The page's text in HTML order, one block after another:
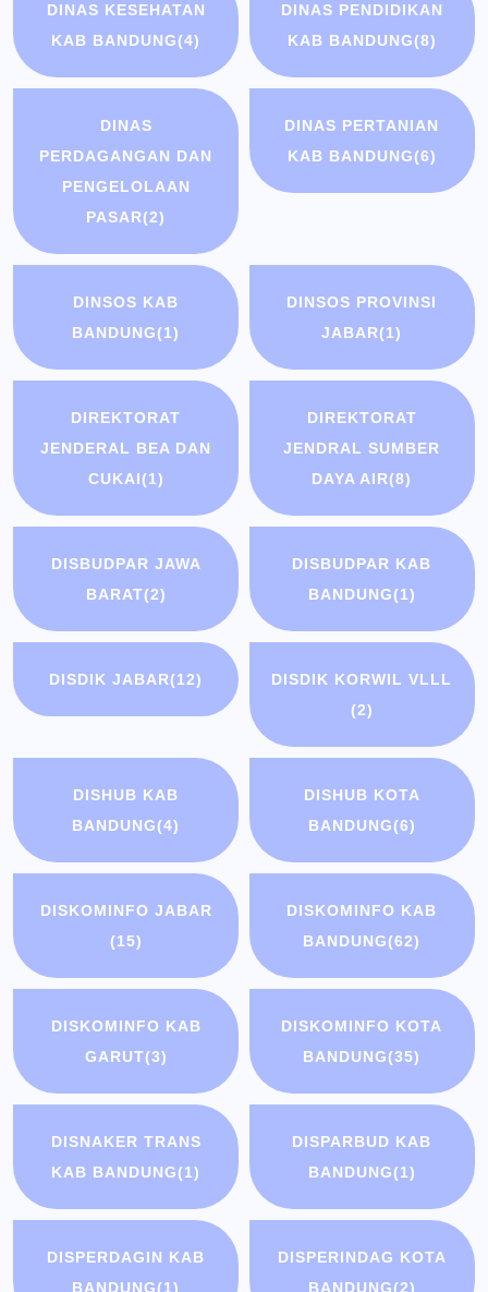
DINAS KESEHATAN
KAB BANDUNG(4)
DINAS PENDIDIKAN
KAB BANDUNG(8)
DINAS
PERDAGANGAN DAN
PENGELOLAAN
PASAR(2)
DINAS PERTANIAN
KAB BANDUNG(6)
DINSOS KAB
BANDUNG(1)
DINSOS PROVINSI
JABAR(1)
DIREKTORAT
JENDERAL BEA DAN
CUKAI(1)
DIREKTORAT
JENDRAL SUMBER
DAYA AIR(8)
DISBUDPAR JAWA
BARAT(2)
DISBUDPAR KAB
BANDUNG(1)
DISDIK JABAR(12)
DISDIK KORWIL VLLL
(2)
DISHUB KAB
BANDUNG(4)
DISHUB KOTA
BANDUNG(6)
DISKOMINFO JABAR
(15)
DISKOMINFO KAB
BANDUNG(62)
DISKOMINFO KAB
GARUT(3)
DISKOMINFO KOTA
BANDUNG(35)
DISNAKER TRANS
KAB BANDUNG(1)
DISPARBUD KAB
BANDUNG(1)
DISPERDAGIN KAB
BANDUNG(1)
DISPERINDAG KOTA
BANDUNG(2)